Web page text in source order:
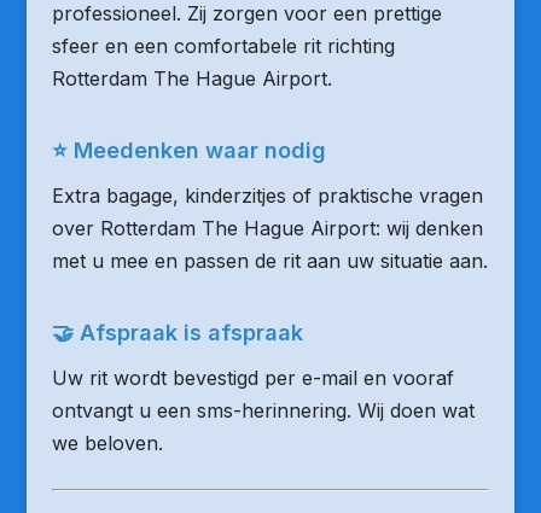
professioneel. Zij zorgen voor een prettige
sfeer en een comfortabele rit richting
Rotterdam The Hague Airport.
⭐ Meedenken waar nodig
Extra bagage, kinderzitjes of praktische vragen
over Rotterdam The Hague Airport: wij denken
met u mee en passen de rit aan uw situatie aan.
🤝 Afspraak is afspraak
Uw rit wordt bevestigd per e-mail en vooraf
ontvangt u een sms-herinnering. Wij doen wat
we beloven.